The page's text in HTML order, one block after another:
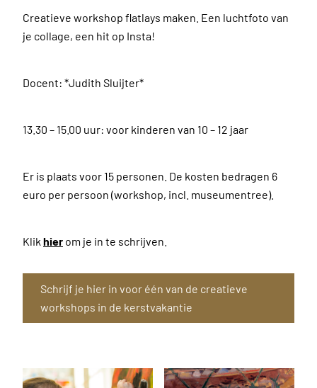
Creatieve workshop flatlays maken. Een luchtfoto van
je collage, een hit op Insta!
Docent: *Judith Sluijter*
13.30 – 15.00 uur: voor kinderen van 10 – 12 jaar
Er is plaats voor 15 personen. De kosten bedragen 6
euro per persoon (workshop, incl. museumentree).
Klik hier om je in te schrijven.
Schrijf je hier in voor één van de creatieve
workshops in de kerstvakantie